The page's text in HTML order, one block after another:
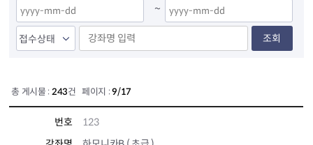
~
조회
총 게시물 : 243건 페이지 :9/17
번호
123